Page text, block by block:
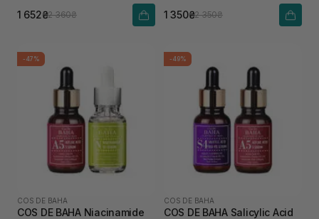
1 652₴2 360₴ 1 350₴2 350₴
-47%
COS DE BAHA
COS DE BAHA Niacinamide
-49%
COS DE BAHA
COS DE BAHA Salicylic Acid